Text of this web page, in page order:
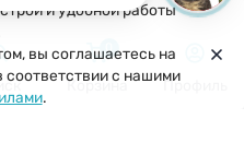
и удобной работы
вы соглашаетесь на
соответствии с нашими
.
0
Корзина Профиль